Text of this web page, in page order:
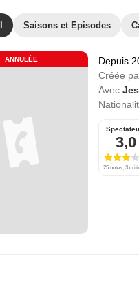
Saisons et Episodes
ANNULÉE Depuis
Créée
Avec
3,0
25 notes, 3